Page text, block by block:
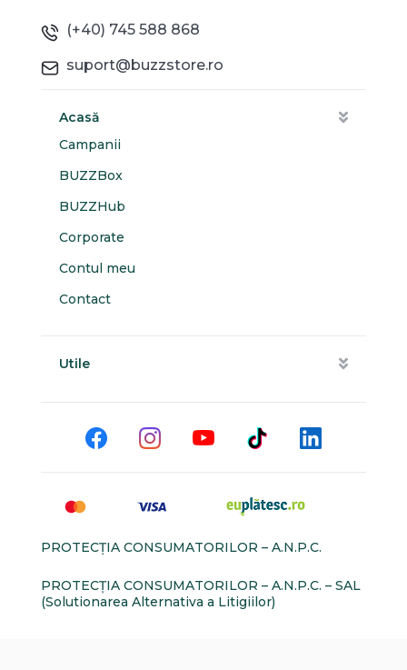
(+40) 745 588 868
suport@buzzstore.ro
Acasă
Campanii
BUZZBox
BUZZHub
Corporate
Contul meu
Contact
Utile
PROTECŢIA CONSUMATORILOR – A.N.P.C.
PROTECŢIA CONSUMATORILOR – A.N.P.C. – SAL
(Solutionarea Alternativa a Litigiilor)